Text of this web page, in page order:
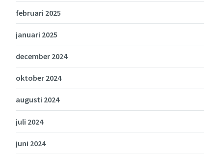
februari 2025
januari 2025
december 2024
oktober 2024
augusti 2024
juli 2024
juni 2024